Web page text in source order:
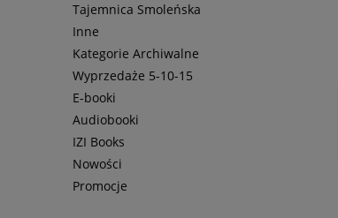
Tajemnica Smoleńska
Inne
Kategorie Archiwalne
Wyprzedaże 5-10-15
E-booki
Audiobooki
IZI Books
Nowości
Promocje